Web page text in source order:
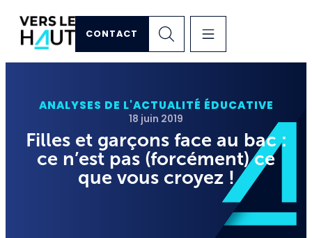
CONTACT
ANALYSES DE L'ACTUALITÉ ÉDUCATIVE
18 juin 2019
Filles et garçons face au bac :
ce n’est pas (forcément) ce
que vous croyez !